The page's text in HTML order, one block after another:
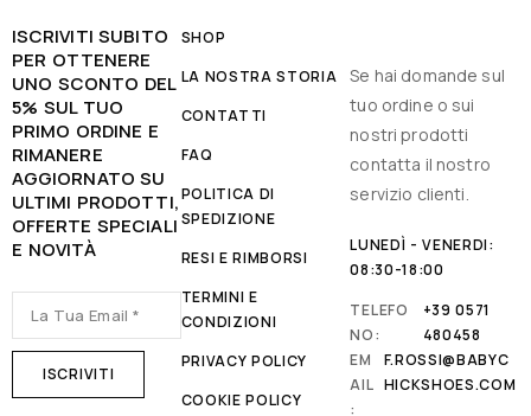
ISCRIVITI SUBITO
PER OTTENERE
UNO SCONTO DEL
5% SUL TUO
PRIMO ORDINE E
RIMANERE
AGGIORNATO SU
ULTIMI PRODOTTI,
OFFERTE SPECIALI
E NOVITÀ
SHOP
LA NOSTRA STORIA
CONTATTI
FAQ
POLITICA DI
SPEDIZIONE
RESI E RIMBORSI
TERMINI E
CONDIZIONI
PRIVACY POLICY
COOKIE POLICY
Se hai domande sul
tuo ordine o sui
nostri prodotti
contatta il nostro
servizio clienti.
LUNEDÌ - VENERDI:
08:30-18:00
TELEFO
NO:
+39 0571
480458
EM
AIL
:
F.ROSSI@BABYC
HICKSHOES.COM